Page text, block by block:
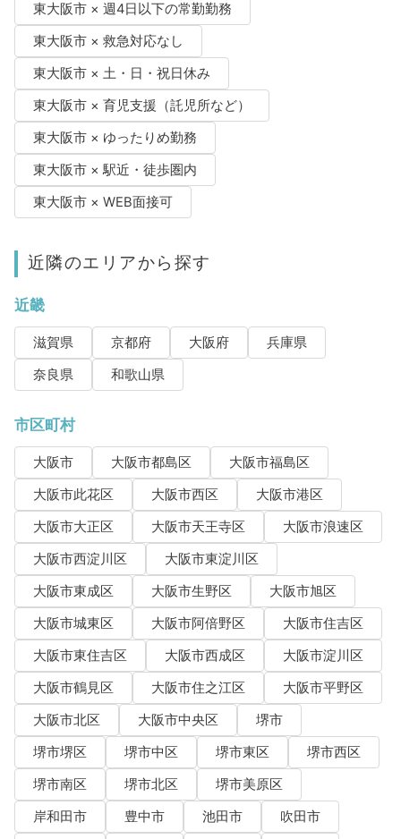
東大阪市 × 週4日以下の常勤勤務
東大阪市 × 救急対応なし
東大阪市 × 土・日・祝日休み
東大阪市 × 育児支援（託児所など）
東大阪市 × ゆったりめ勤務
東大阪市 × 駅近・徒歩圏内
東大阪市 × WEB面接可
近隣のエリアから探す
近畿
滋賀県 京都府 大阪府
兵庫県
奈良県
和歌山県
市区町村
大阪市 大阪市都島区
大阪市福島区
大阪市此花区
大阪市西区
大阪市港区
大阪市大正区
大阪市天王寺区
大阪市浪速区
大阪市西淀川区
大阪市東淀川区
大阪市東成区
大阪市生野区
大阪市旭区
大阪市城東区
大阪市阿倍野区
大阪市住吉区
大阪市東住吉区
大阪市西成区
大阪市淀川区
大阪市鶴見区
大阪市住之江区
大阪市平野区
大阪市北区
大阪市中央区
堺市
堺市堺区
堺市中区 堺市東区
堺市西区
堺市南区
堺市北区
堺市美原区
岸和田市
豊中市 池田市
吹田市